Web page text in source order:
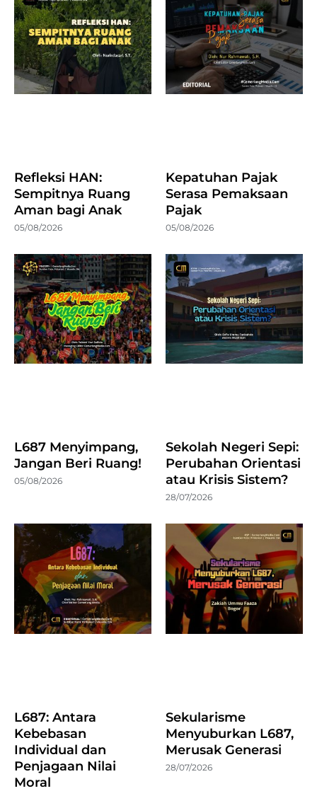
Refleksi HAN:
Sempitnya Ruang
Aman bagi Anak
05/08/2026
Kepatuhan Pajak
Serasa Pemaksaan
Pajak
05/08/2026
L687 Menyimpang,
Jangan Beri Ruang!
05/08/2026
Sekolah Negeri Sepi:
Perubahan Orientasi
atau Krisis Sistem?
28/07/2026
L687: Antara
Kebebasan
Individual dan
Penjagaan Nilai
Moral
Sekularisme
Menyuburkan L687,
Merusak Generasi
28/07/2026